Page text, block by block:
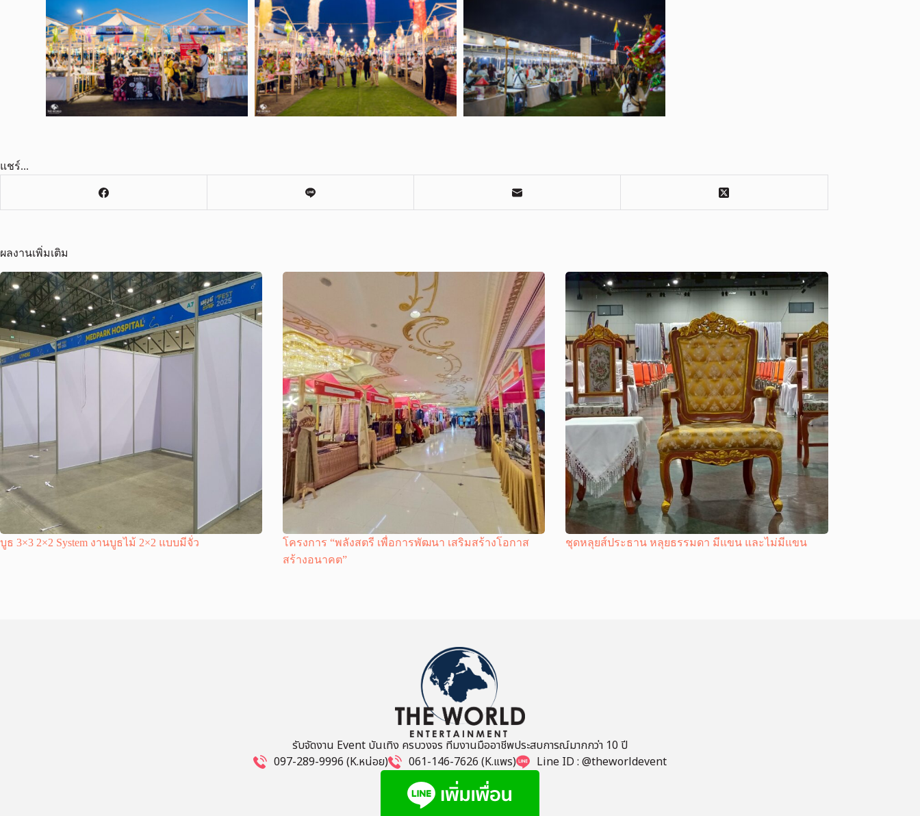
แชร์...
ผลงานเพิ่มเติม
บูธ 3×3 2×2 System งานบูธไม้ 2×2 แบบมีจั่ว
โครงการ “พลังสตรี เพื่อการพัฒนา เสริมสร้างโอกาส
สร้างอนาคต”
ชุดหลุยส์ประธาน หลุยธรรมดา มีแขน และไม่มีแขน
รับจัดงาน Event บันเทิง ครบวงจร ทีมงานมืออาชีพประสบการณ์มากกว่า 10 ปี
097-289-9996 (K.หน่อย)
061-146-7626 (K.แพร) Line ID : @theworldevent